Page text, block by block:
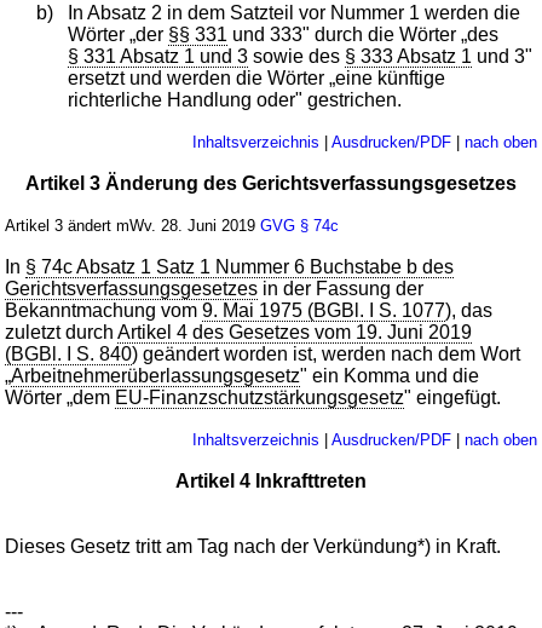
b)
In Absatz 2 in dem Satzteil vor Nummer 1 werden die
Wörter „der §§ 331 und 333" durch die Wörter „des
§ 331 Absatz 1 und 3sowie des § 333 Absatz 1 und 3"
ersetzt und werden die Wörter „eine künftige
richterliche Handlung oder" gestrichen.
Inhaltsverzeichnis | Ausdrucken/PDF| nach oben
Artikel 3 Änderung des Gerichtsverfassungsgesetzes
Artikel 3 ändert mWv. 28. Juni 2019GVG § 74c
In § 74c Absatz 1 Satz 1 Nummer 6 Buchstabe b des
Gerichtsverfassungsgesetzes in der Fassung der
Bekanntmachung vom9. Mai 1975 (BGBl. I S. 1077), das
zuletzt durchArtikel 4 des Gesetzes vom 19. Juni 2019
(BGBl. I S. 840) geändert worden ist, werden nach dem Wort
„Arbeitnehmerüberlassungsgesetz" ein Komma und die
Wörter „dem EU-Finanzschutzstärkungsgesetz" eingefügt.
Inhaltsverzeichnis | Ausdrucken/PDF| nach oben
Artikel 4 Inkrafttreten
Dieses Gesetz tritt am Tag nach der Verkündung*) in Kraft.
---